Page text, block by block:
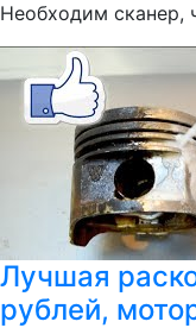
Необходим сканер,
Лучшая
рублей,